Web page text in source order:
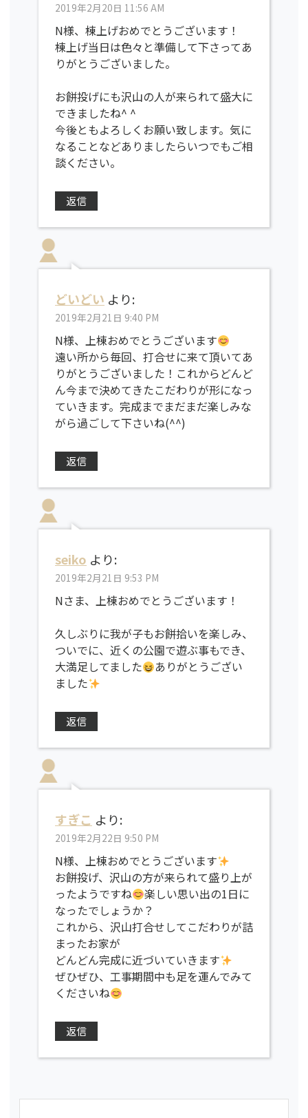
2019年2月20日 11:56 AM
N様、棟上げおめでとうございます！
棟上げ当日は色々と準備して下さってあ
りがとうございました。
お餅投げにも沢山の人が来られて盛大に
できましたね^ ^
今後ともよろしくお願い致します。気に
なることなどありましたらいつでもご相
談ください。
返信
どいどい より:
2019年2月21日 9:40 PM
N様、上棟おめでとうございます
遠い所から毎回、打合せに来て頂いてあ
りがとうございました！これからどんど
ん今まで決めてきたこだわりが形になっ
ていきます。完成までまだまだ楽しみな
がら過ごして下さいね(^^)
返信
seiko より:
2019年2月21日 9:53 PM
Nさま、上棟おめでとうございます！
久しぶりに我が子もお餅拾いを楽しみ、
ついでに、近くの公園で遊ぶ事もでき、
大満足してました
ありがとうござい
ました
返信
すぎこ より:
2019年2月22日 9:50 PM
N様、上棟おめでとうございます
お餅投げ、沢山の方が来られて盛り上が
ったようですね
楽しい思い出の1日に
なったでしょうか？
これから、沢山打合せしてこだわりが詰
まったお家が
どんどん完成に近づいていきます
ぜひぜひ、工事期間中も足を運んでみて
くださいね
返信